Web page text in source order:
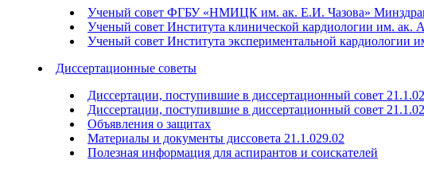
Ученый совет ФГБУ «НМИЦК им. ак. Е.И. Чазова»
Ученый совет Института клинической кардиологии им. ак.
Ученый совет Института экспериментальной кардиологии
Диссертационные советы
Диссертации, поступившие в диссертационный совет
Диссертации, поступившие в диссертационный совет
Объявления о защитах
Материалы и документы диссовета 21.1.029.02
Полезная информация для аспирантов и соискателей